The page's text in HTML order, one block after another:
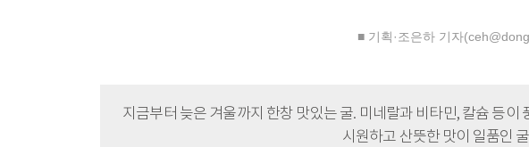
■ 기획·조은하 기자
지금부터 늦은 겨울까지 한창 맛있는 굴. 미네랄과 비타민, 칼슘 등
시원하고 산뜻한 맛이 일품인